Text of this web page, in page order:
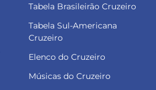
Tabela Brasileirão Cruzeiro
Tabela Sul-Americana
Cruzeiro
Elenco do Cruzeiro
Músicas do Cruzeiro